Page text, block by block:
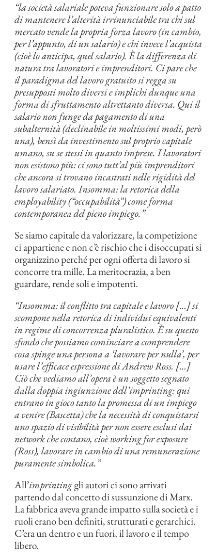
“la società salariale poteva funzionare solo a patto
di mantenere l’alterità irrinunciabile tra chi sul
mercato vende la propria forza lavoro (in cambio,
per l’appunto, di un salario) e chi invece l’acquista
(cioè lo anticipa, quel salario). È la differenza di
natura tra lavoratori e imprenditori. Ci pare che
il paradigma del lavoro gratuito si regga su
presupposti molto diversi e implichi dunque una
forma di sfruttamento altrettanto diversa. Qui il
salario non funge da pagamento di una
subalternità (declinabile in moltissimi modi, però
una), bensì da investimento sul proprio capitale
umano, su se stessi in quanto imprese. I lavoratori
non esistono più: ci sono tutt’al più imprenditori
che ancora si trovano incastrati nelle rigidità del
lavoro salariato. Insomma: la retorica della
employability (“occupabilità”) come forma
contemporanea del pieno impiego.”
Se siamo capitale da valorizzare, la competizione
ci appartiene e non c’è rischio che i disoccupati si
organizzino perché per ogni offerta di lavoro si
concorre tra mille. La meritocrazia, a ben
guardare, rende soli e impotenti.
“Insomma: il conflitto tra capitale e lavoro […] si
scompone nella retorica di individui equivalenti
in regime di concorrenza pluralistico. È su questo
sfondo che possiamo cominciare a comprendere
cosa spinge una persona a ‘lavorare per nulla’, per
usare l’efficace espressione di Andrew Ross. […]
Ciò che vediamo all’opera è un soggetto segnato
dalla doppia ingiunzione dell’imprinting: qui
entrano in gioco tanto la promessa di un impiego
a venire (Bascetta) che la necessità di conquistarsi
uno spazio di visibilità per non essere esclusi dai
network che contano, cioè working for exposure
(Ross), lavorare in cambio di una remunerazione
puramente simbolica.”
All’imprintinggli autori ci sono arrivati
partendo dal concetto di sussunzione di Marx.
La fabbrica aveva grande impatto sulla società e i
ruoli erano ben definiti, strutturati e gerarchici.
C’era un dentro e un fuori, il lavoro e il tempo
libero.